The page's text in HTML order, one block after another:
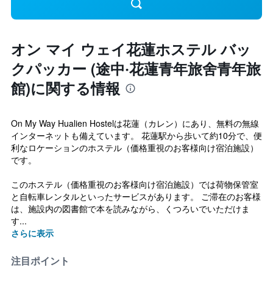
オン マイ ウェイ花蓮ホステル バッ
クパッカー (途中‧花蓮青年旅舍青年旅
館)に関する情報
On My Way Hualien Hostelは花蓮（カレン）にあり、無料の無線
インターネットも備えています。 花蓮駅から歩いて約10分で、便
利なロケーションのホステル（価格重視のお客様向け宿泊施設）
です。
このホステル（価格重視のお客様向け宿泊施設）では荷物保管室
と自転車レンタルといったサービスがあります。 ご滞在のお客様
は、施設内の図書館で本を読みながら、くつろいでいただけま
す...
さらに表示
注目ポイント